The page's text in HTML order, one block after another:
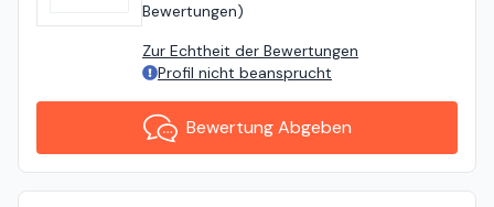
Bewertungen)
Zur Echtheit der Bewertungen
Profil nicht beansprucht
Bewertung Abgeben